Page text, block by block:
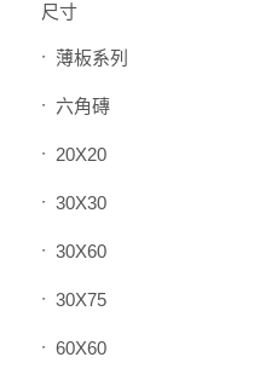
尺寸
薄板系列
六角磚
20X20
30X30
30X60
30X75
60X60